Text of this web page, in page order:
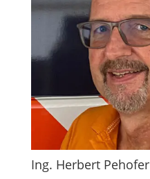
Ing. Herbert Pehofer